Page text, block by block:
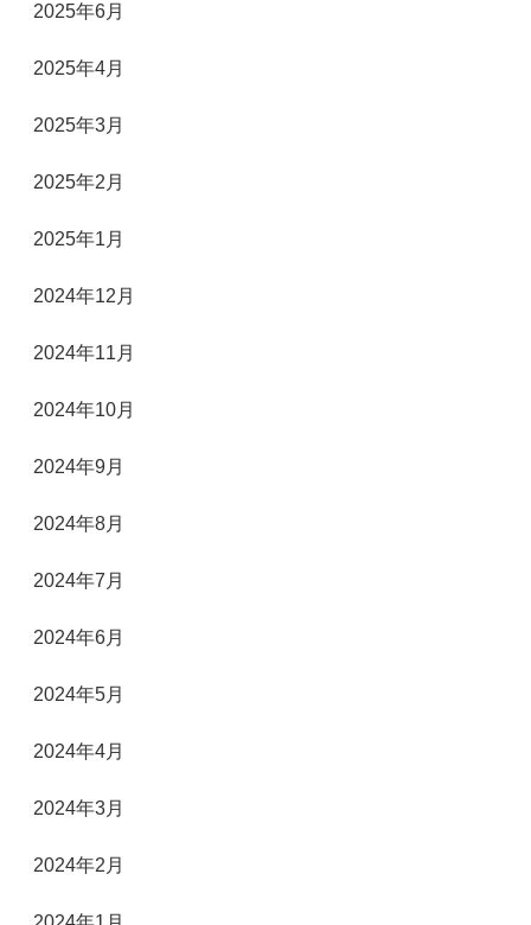
2025年6月
2025年4月
2025年3月
2025年2月
2025年1月
2024年12月
2024年11月
2024年10月
2024年9月
2024年8月
2024年7月
2024年6月
2024年5月
2024年4月
2024年3月
2024年2月